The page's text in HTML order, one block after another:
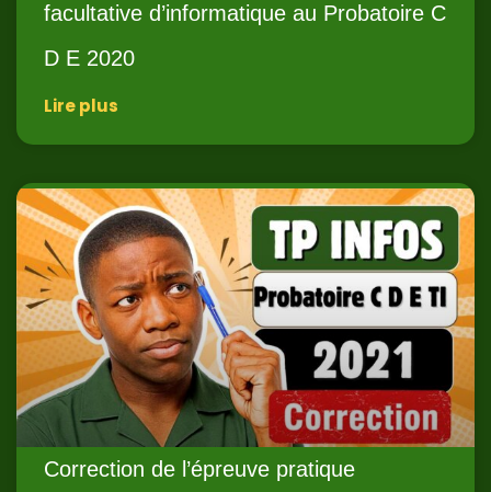
facultative d’informatique au Probatoire C
D E 2020
Lire plus
Correction de l’épreuve pratique